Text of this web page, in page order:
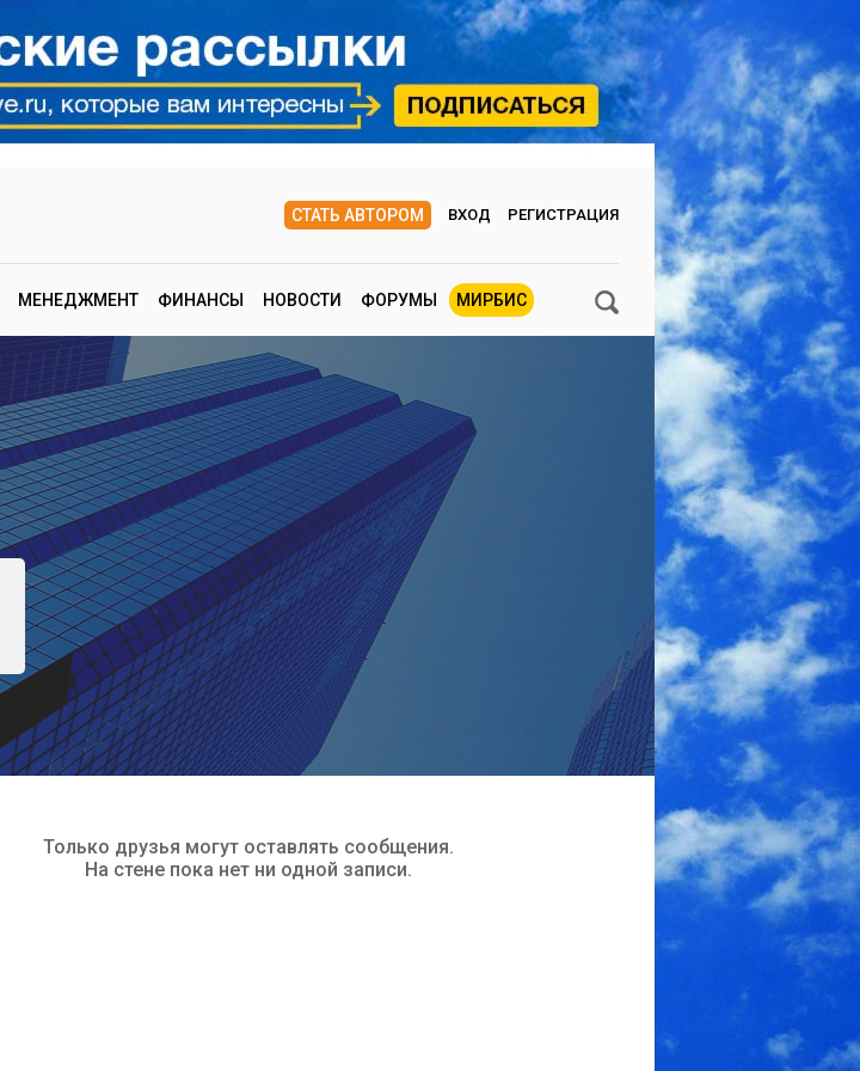
СТАТЬ АВТОРОМ ВХОД РЕГИСТРАЦИЯ
МЕНЕДЖМЕНТ ФИНАНСЫ НОВОСТИ ФОРУМЫ МИРБИС
Только друзья могут оставлять сообщения.
На стене пока нет ни одной записи.